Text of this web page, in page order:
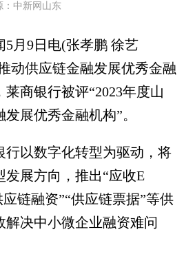
中新网山东
9日电(张孝鹏 徐艺
动供应链金融发展优秀金融
商银行被评“2023年度山
展优秀金融机构”。
以数字化转型为驱动，将
展方向，推出“应收E
链融资”“供应链票据”等供
解决中小微企业融资难问